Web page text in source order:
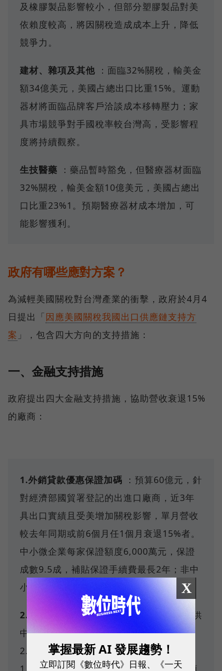
及橡膠製品影響較小，但部分塑膠製品對美
依賴度較高，將因關稅造成成本上升，降低
競爭力。
建材、雜項及其他 ：面臨32%關稅，輸美金
額34億美元，美國占總出口比重15%。運動
器材將面臨品牌客戶洽談成本移轉壓力；家
具市場競爭對手國稅率較台灣高，受影響程
度將持續觀察。
生技醫藥 ：藥品暫時豁免，但醫療器材面臨
32%關稅，輸美金額10億美元，美國占總出
口比重23%1。預期醫療器材成本增加，可
能影響獲利。
政府有哪些應對方案？
為減輕美國關稅對台灣產業的衝擊，政府於4月4
日提出「因應美國關稅我國出口供應鏈支持方
案 」，包含四大方向的支持措施：
一、金融支持措施
政府提出四大金融支持措施，協助營收衰退15%
的廠商：
1.外銷貸款優惠保證加碼 ：預算60億元，針
對經濟部國貿署登記的出進口廠商，近3年
具出口實績且受美增加關稅影響，單月營收
較去年同期或前6個月任1個月衰退15%者。
中小微企業每家保證額度6,000萬元，保證
成數9.5成，補貼保證手續費最長2年；非中
小微企業每家1億元，保證成數8至9成。
2.中小微企業貸款加碼：預算50億元，提供
中小微企業最高3,500萬元貸款，利率
2.22%。貸款額度250萬以內，利息補貼
1.5%，為期6個月；信用保證部分，貸款額
X
掌握最新 AI 發展趨勢！
立即訂閱《數位時代》日報、《一天